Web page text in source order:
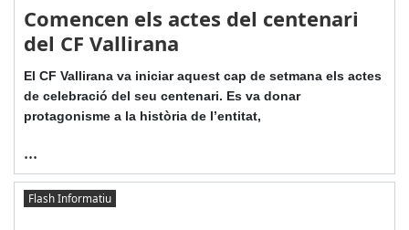
Comencen els actes del centenari
del CF Vallirana
El CF Vallirana va iniciar aquest cap de setmana els actes
de celebració del seu centenari. Es va donar
protagonisme a la història de l’entitat,
...
Flash Informatiu